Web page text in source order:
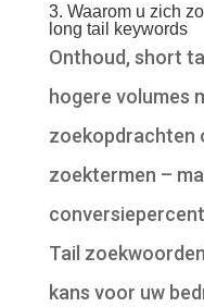
3. Waarom u zich
long tail keywords
Onthoud, short
hogere volumes
zoekopdrachten
zoektermen –
Tail
kans voor uw